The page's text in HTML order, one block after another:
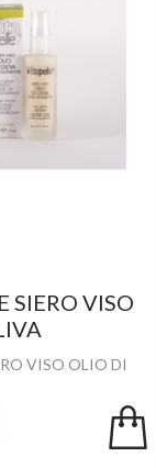
SIERO VISO
VISO OLIO DI